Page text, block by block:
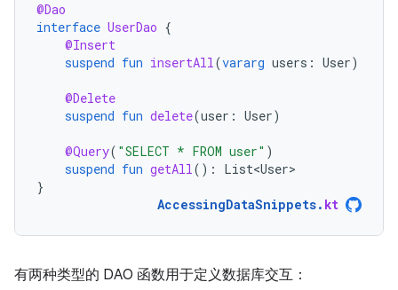
@Dao
interface UserDao {
@Insert
suspend fun insertAll(vararg users : User)
@Delete
suspend fun delete(user : User)
@Query( "SELECT * FROM user" )
suspend fun getAll():
List<User>
}
AccessingDataSnippets. kt
有两种类型的 DAO 函数用于定义数据库交互：